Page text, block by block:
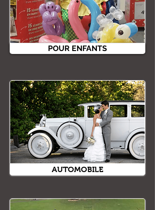
POUR ENFANTS
AUTOMOBILE